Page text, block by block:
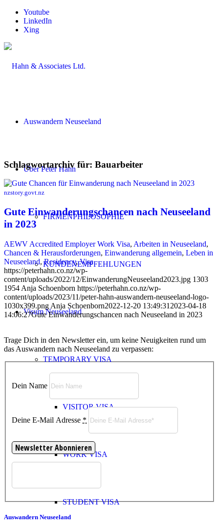
Youtube
LinkedIn
Xing
Auswandern Neuseeland
Über Peter Hahn
FIRMENPHILOSOPHIE
KUNDENEMPFEHLUNGEN
Visum Neuseeland
TEMPORARY VISA
VISITOR VISA
WORK VISA
STUDENT VISA
Schlagwortarchiv für: Bauarbeiter
nzstory.govt.nz
Gute Einwanderungschancen nach Neuseeland
in 2023
AEWV Accredited Employer Work Visa, Arbeiten in Neuseeland,
Chancen & Herausforderungen, Einwanderung allgemein, Leben in
Neuseeland,Residency,Visa
https://peterhahn.co.nz/wp-
content/uploads/2022/12/EinwanderungNeuseeland2023.jpg 1303
1954 Anja Schoenborn https://peterhahn.co.nz/wp-
content/uploads/2023/11/peter-hahn-auswandern-neuseeland-logo-
1030x399.png Anja Schoenborn2022-12-20 13:49:31 2023-04-18
14:06:27Gute Einwanderungschancen nach Neuseeland in 2023
Trage Dich in den Newsletter ein, um keine Neuigkeiten rund um
das Auswandern nach Neuseeland zu verpassen:
Dein Name
Deine E-Mail Adresse *
Auswandern Neuseeland